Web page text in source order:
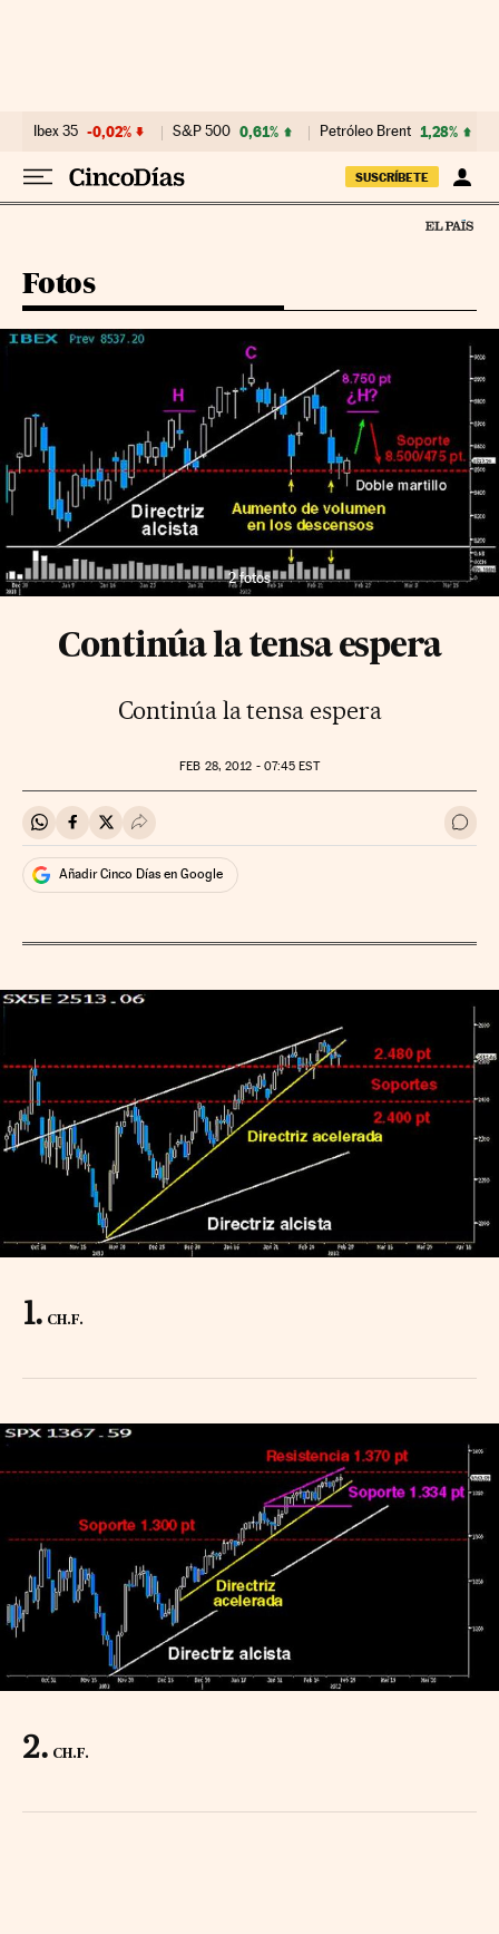
Ibex 35 -0,02% S&P 500 0,61% Petróleo Brent 1,28%
SUSCRÍBETE
Fotos
2 fotos
Continúa la tensa espera
Continúa la tensa espera
FEB 28, 2012 - 07:45 EST
Compartir en Whatsapp
Compartir en Facebook
Compartir en Twitter
Desplegar Redes Sociales Ir a
Añadir Cinco Días en Google
CH.F.
CH.F.